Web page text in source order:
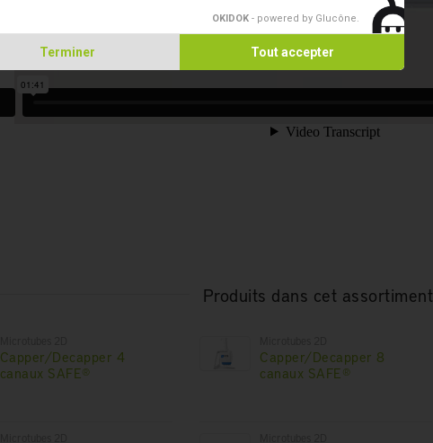
Produits dans cet assortiment
Capper/Decapper 4
canaux SAFE®
Capper/Decapper 8
canaux SAFE®
OKIDOK - powered by Glucône
Terminer Tout accepter